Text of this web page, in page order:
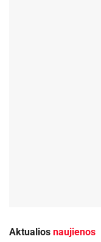
Aktualios naujienos